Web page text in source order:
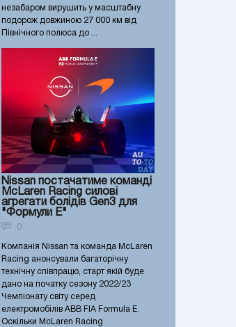
незабаром вирушить у масштабну
подорож довжиною 27 000 км від
Північного полюса до ...
Nissan постачатиме команді
McLaren Racing силові
агрегати болідів Gen3 для
"Формули E"
0
Компанія Nissan та команда McLaren
Racing анонсували багаторічну
технічну співпрацю, старт якій буде
дано на початку сезону 2022/23
Чемпіонату світу серед
електромобілів ABB FIA Formula E.
Оскільки McLaren Racing